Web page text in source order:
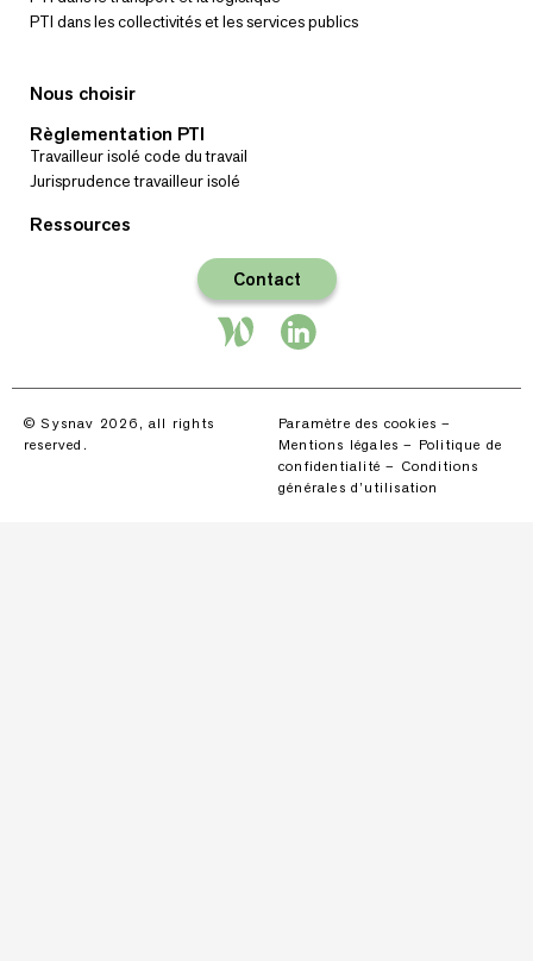
PTI dans les collectivités et les services publics
Nous choisir
Règlementation PTI
Travailleur isolé code du travail
Jurisprudence travailleur isolé
Ressources
Contact
© Sysnav 2026, all rights
reserved.
Paramètre des cookies –
Mentions légales – Politique de
confidentialité – Conditions
générales d’utilisation